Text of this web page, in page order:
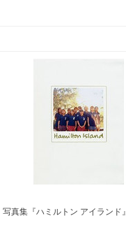
真集『ハミルトン アイランド』